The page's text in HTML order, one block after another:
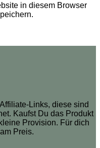
in diesem Browser
Links, diese sind
Kaufst Du das Produkt
Provision. Für dich
Preis.